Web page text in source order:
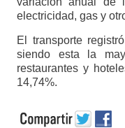
electricidad, gas y
El transporte
siendo esta la
restaurantes y
14,74%.